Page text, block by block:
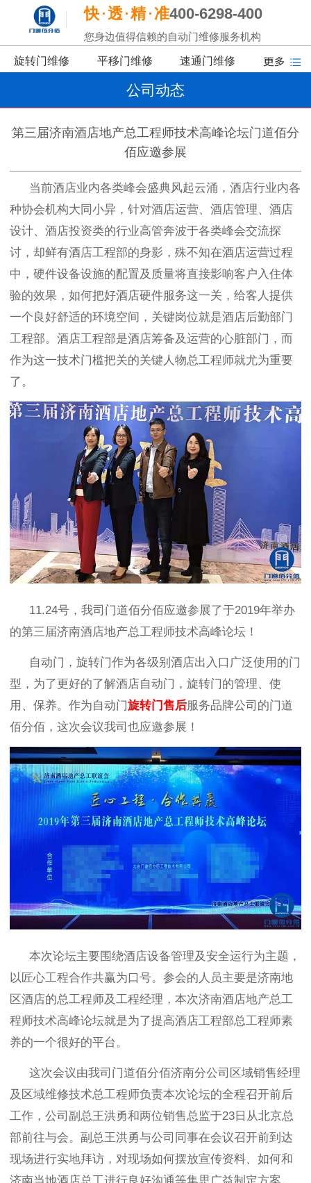
快 透 精 准400-6298-400
您身边值得信赖的自动门维修服务机构
旋转门维修 平移门维修 速通门维修
公司动态
第三届济南酒店地产总工程师技术高峰论坛门道佰分
佰应邀参展
当前酒店业内各类峰会盛典风起云涌，酒店行业内各
种协会机构大同小异，针对酒店运营、酒店管理、酒店
设计、酒店投资类的行业高管奔波于各类峰会交流探
讨，却鲜有酒店工程部的身影，殊不知在酒店运营过程
中，硬件设备设施的配置及质量将直接影响客户入住体
验的效果，如何把好酒店硬件服务这一关，给客人提供
一个良好舒适的环境空间，关键岗位就是酒店后勤部门
工程部。酒店工程部是酒店筹备及运营的心脏部门，而
作为这一技术门槛把关的关键人物总工程师就尤为重要
了。
11.24号，我司 门道佰分佰应邀参展了于2019年举办
的第三届济南酒店地产总工程师技术高峰论坛！
自动门，旋转门作为各级别酒店出入口广泛使用的门
型，为了更好的了解酒店自动门，旋转门的管理、使
用、保养。作为自动门旋转门售后服务品牌公司的门道
佰分佰，这次会议我司也应邀参展！
本次论坛主要围绕酒店设备管理及安全运行为主题，
以匠心工程合作共赢为口号。参会的人员主要是济南地
区酒店的总工程师及工程经理，本次济南酒店地产总工
程师技术高峰论坛就是为了提高酒店工程部总工程师素
养的一个很好的平台。
这次会议由我司门道佰分佰济南分公司区域销售经理
及区域维修技术总工程师负责本次论坛的全程召开前后
工作，公司副总王洪勇和两位销售总监于23 日从北京总
部前往与会。副总王洪勇与公司同事在会议召开前到达
现场进行实地拜访，对现场如何摆放宣传资料、如何和
济南当地酒店总工进行良好沟通等集思广益制定方案。